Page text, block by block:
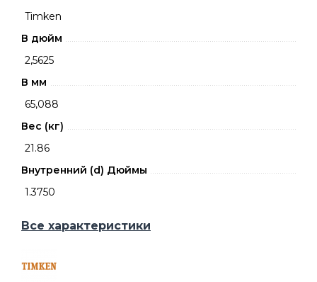
Timken
В дюйм
2,5625
В мм
65,088
Вес (кг)
21.86
Внутренний (d) Дюймы
1.3750
Все характеристики